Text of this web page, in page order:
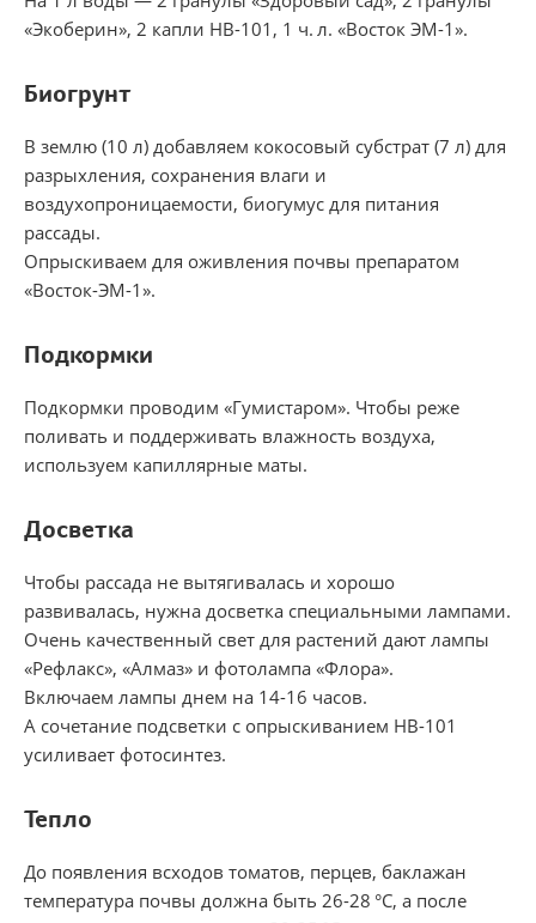
«Экоберин», 2 капли НВ-101, 1 ч. л. «Восток ЭМ-1».
Биог​рунт
В землю (10 л) добавляем кокосовый субстрат (7 л) для
разрыхления, сохранения влаги и
воздухопроницаемости, биогумус для питания
рассады.
Опрыскиваем для оживления почвы препаратом
«Восток-ЭМ-1».
Подкормки
Подкормки проводим «Гумистаром». Чтобы реже
поливать и поддерживать влажность воздуха,
используем капиллярные маты.
Досветка
Чтобы рассада не вытягивалась и хорошо
развивалась, нужна досветка специальными лампами.
Очень качественный свет для растений дают лампы
«Рефлакс», «Алмаз» и фотолампа «Флора».
Включаем лампы днем на 14-16 часов.
А сочетание подсветки с опрыскиванием НВ-101
усиливает фотосинтез.
Тепло
До появления всходов томатов, перцев, баклажан
температура почвы должна быть 26-28 °С, а после